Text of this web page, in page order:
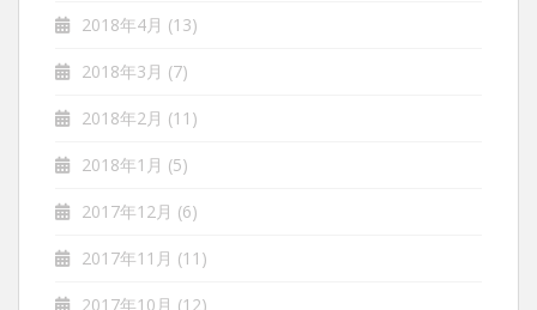
2018年4月 (13)
2018年3月 (7)
2018年2月 (11)
2018年1月 (5)
2017年12月 (6)
2017年11月 (11)
2017年10月 (12)